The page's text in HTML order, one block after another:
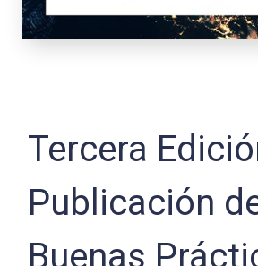
Tercera
Publicación
Buenas